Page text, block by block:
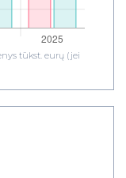
tūkst. eurų (jei